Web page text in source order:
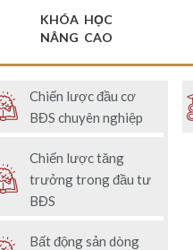
KHÓA HỌC
NÂNG CAO
Chiến lược đầu cơ
BĐS chuyên nghiệp
Chiến lược tăng
trưởng trong đầu tư
BĐS
Bất động sản dòng